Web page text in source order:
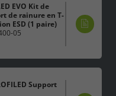
EVO Kit de
de rainure en T-
ESD (1 paire)
05
Support